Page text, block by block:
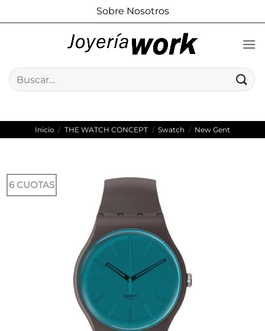
al
Sobre Nosotros
Buscar
por:
Inicio / THE WATCH CONCEPT / Swatch / New Gent
6 CUOTAS